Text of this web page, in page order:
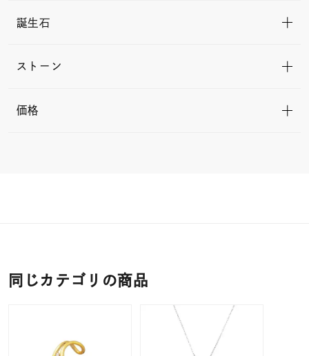
誕生石
ストーン
価格
同じカテゴリの商品